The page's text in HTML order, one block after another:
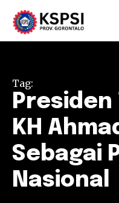
Tag:
Presiden
KH
Sebagai
Nasional